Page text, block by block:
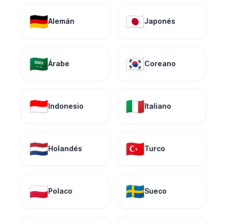
🇩🇪Alemán 🇯🇵Japonés
🇸🇦Árabe 🇰🇷Coreano
🇮🇩Indonesio 🇮🇹Italiano
🇳🇱Holandés 🇹🇷Turco
🇵🇱Polaco 🇸🇪Sueco